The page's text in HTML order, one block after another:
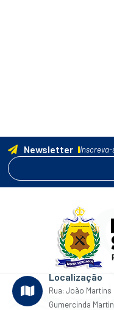
Newsletter Inscreva-
Localização
Rua: João Martins
Gumercinda